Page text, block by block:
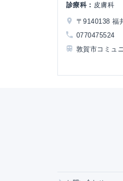
診療科： 皮膚科
〒9140138 福
0770475524
敦賀市コミュ